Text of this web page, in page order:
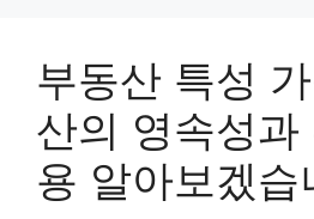
부동산 특성
산의 영속성과
용 알아보겠습